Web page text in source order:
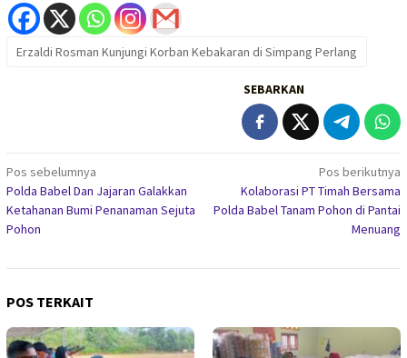
Erzaldi Rosman Kunjungi Korban Kebakaran di Simpang Perlang
SEBARKAN
Navigasi
pos
Pos sebelumnya
Polda Babel Dan Jajaran Galakkan
Ketahanan Bumi Penanaman Sejuta
Pohon
Pos berikutnya
Kolaborasi PT Timah Bersama
Polda Babel Tanam Pohon di Pantai
Menuang
POS TERKAIT